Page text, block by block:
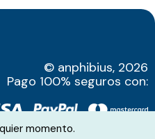
© anphibius, 2026
Pago 100% seguros con:
momento.